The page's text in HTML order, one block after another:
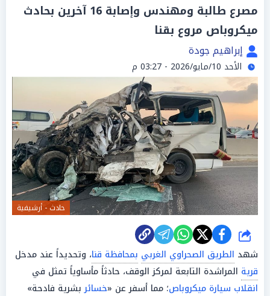
مصرع طالبة ومهندس وإصابة 16 آخرين بحادث
ميكروباص مروع بقنا
إبراهيم جودة
الأحد 10/مايو/2026 - 03:27 م
حادث - أرشيفية
شارك
شهد الطريق الصحراوي الغربي بمحافظة قنا، وتحديداً عند مدخل
قرية المراشدة التابعة لمركز الوقف، حادثاً مأساوياً تمثل في
انقلاب سيارة ميكروباص؛ مما أسفر عن «خسائربشرية فادحة»